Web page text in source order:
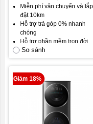
Miễn phí vận chuyển và lắp
đặt 10km
Hỗ trợ trả góp 0% nhanh
chóng
Hỗ trợ phần mềm trọn đời
Công ty chịu mọi rủi ro trong
quá trình vận chuyển
Ship hàng và vận chuyển
quốc
CHẾ ĐỘ BẢO HÀNH
Gói bảo hành mặc định: Bảo
hành 12 tháng, đổi mới trong
1 tháng đầu.
So sánh
Giảm 18%